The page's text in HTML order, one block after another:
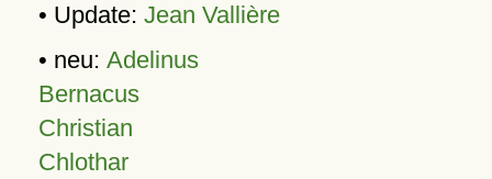
• Update: Jean Vallière
• neu: Adelinus
Bernacus
Christian
Chlothar